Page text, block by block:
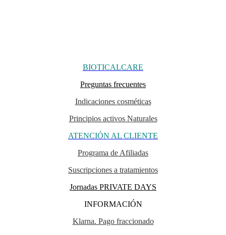
BIOTICALCARE
Preguntas frecuentes
Indicaciones cosméticas
Principios activos Naturales
ATENCIÓN AL CLIENTE
Programa de Afiliadas
Suscripciones a tratamientos
Jornadas PRIVATE DAYS
INFORMACIÓN
Klarna. Pago fraccionado